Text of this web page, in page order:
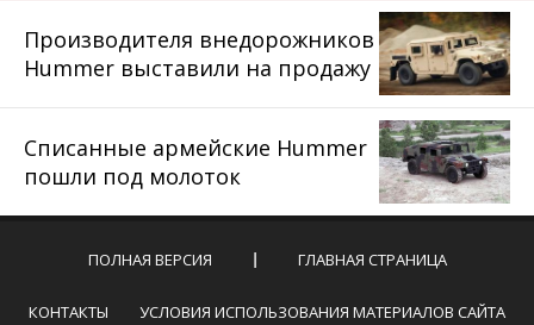
Производителя внедорожников
Hummer выставили на продажу
Списанные армейские Hummer
пошли под молоток
ПОЛНАЯ ВЕРСИЯ ГЛАВНАЯ СТРАНИЦА
КОНТАКТЫ УСЛОВИЯ ИСПОЛЬЗОВАНИЯ МАТЕРИАЛОВ САЙТА